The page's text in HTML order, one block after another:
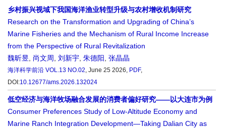
乡村振兴视域下我国海洋渔业转型升级与农村增收机制研究
Research on the Transformation and Upgrading of China’s
Marine Fisheries and the Mechanism of Rural Income Increase
from the Perspective of Rural Revitalization
魏昕昱
尚文周 刘新宇 朱德阳 张晶晶
海洋科学前沿 VOL.13 NO.02, June 25 2026, PDF,
DOI:10.12677/ams.2026.132024
低空经济与海洋牧场融合发展的消费者偏好研究——以大连市为例
Consumer Preferences Study of Low-Altitude Economy and
Marine Ranch Integration Development—Taking Dalian City as